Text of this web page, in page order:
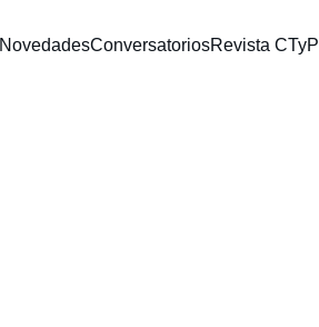
NovedadesConversatoriosRevista CTyP